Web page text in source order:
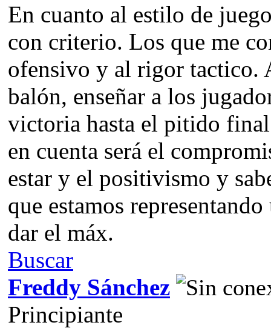
En cuanto al estilo de
con criterio. Los que me
ofensivo y al rigor tactico.
balón, enseñar a los
victoria hasta el pitido
en cuenta será el
estar y el positivismo y
que estamos
dar el máx.
Buscar
Freddy Sánchez
Principiante